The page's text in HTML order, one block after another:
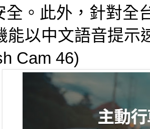
全。此外，針對全
能以中文語音提示
Cam 46)